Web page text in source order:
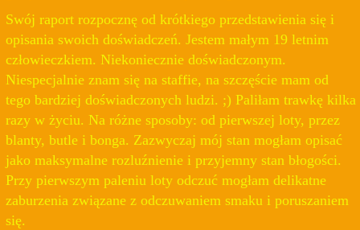
Swój raport rozpocznę od krótkiego przedstawienia się i
opisania swoich doświadczeń. Jestem małym 19 letnim
człowieczkiem. Niekoniecznie doświadczonym.
Niespecjalnie znam się na staffie, na szczęście mam od
tego bardziej doświadczonych ludzi. ;) Paliłam trawkę kilka
razy w życiu. Na różne sposoby: od pierwszej loty, przez
blanty, butle i bonga. Zazwyczaj mój stan mogłam opisać
jako maksymalne rozluźnienie i przyjemny stan błogości.
Przy pierwszym paleniu loty odczuć mogłam delikatne
zaburzenia związane z odczuwaniem smaku i poruszaniem
się.